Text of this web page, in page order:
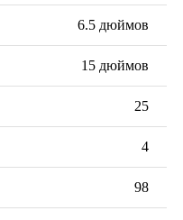
6.5 дюймов
15 дюймов
25
4
98